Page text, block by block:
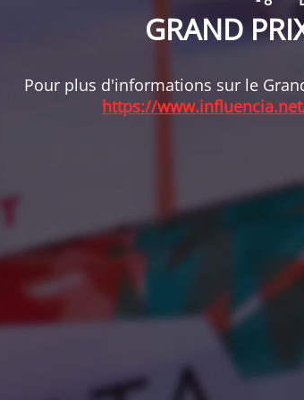
GRAND
Pour plus d'informations sur le
https://